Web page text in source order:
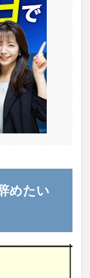
めたい